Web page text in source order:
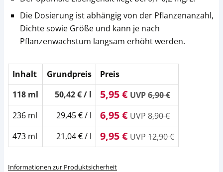
Die Dosierung ist abhängig von der Pflanzenanzahl,
Dichte sowie Größe und kann je nach
Pflanzenwachstum langsam erhöht werden.
Inhalt Grundpreis
Preis
118 ml
50,42 € / l 5,95 € UVP6,90 €
236 ml
29,45 € / l 6,95 € UVP 8,90 €
473 ml
21,04 € / l 9,95 € UVP 12,90 €
Informationen zur Produktsicherheit